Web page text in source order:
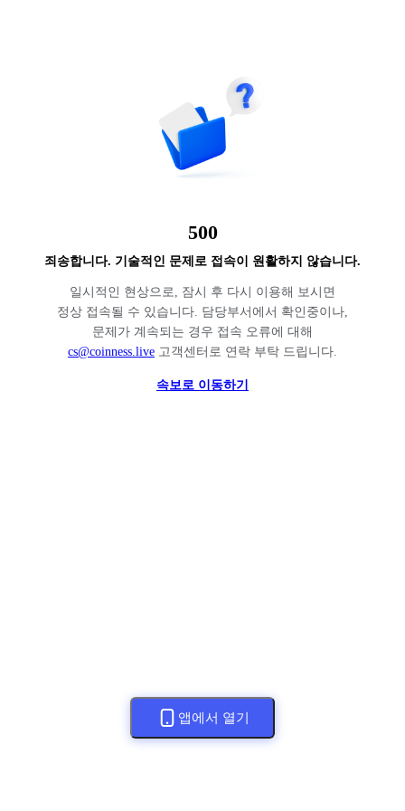
500
죄송합니다. 기술적인 문제로 접속이 원활하지 않습니다.
일시적인 현상으로, 잠시 후 다시 이용해 보시면
정상 접속될 수 있습니다. 담당부서에서 확인중이나,
문제가 계속되는 경우 접속 오류에 대해
cs@coinness.live 고객센터로 연락 부탁 드립니다.
속보로 이동하기
앱에서 열기